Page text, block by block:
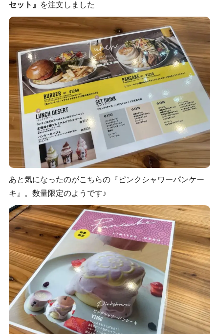
セット』
を注文しました
あと気になったのがこちらの『ピンクシャワーパンケー
キ』。数量限定のようです♪